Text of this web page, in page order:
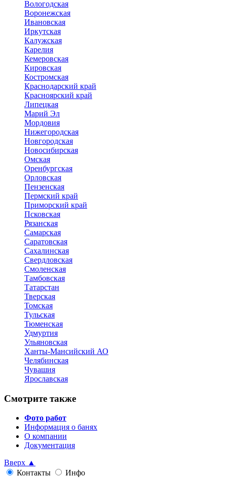
Вологодская
Воронежская
Ивановская
Иркутская
Калужская
Карелия
Кемеровская
Кировская
Костромская
Краснодарский край
Красноярский край
Липецкая
Марий Эл
Мордовия
Нижегородская
Новгородская
Новосибирская
Омская
Оренбургская
Орловская
Пензенская
Пермский край
Приморский край
Псковская
Рязанская
Самарская
Саратовская
Сахалинская
Свердловская
Смоленская
Тамбовская
Татарстан
Тверская
Томская
Тульская
Тюменская
Удмуртия
Ульяновская
Ханты-Мансийский АО
Челябинская
Чувашия
Ярославская
Смотрите также
Фото работ
Информация о банях
О компании
Документация
Вверх ▲
Контакты
Инфо